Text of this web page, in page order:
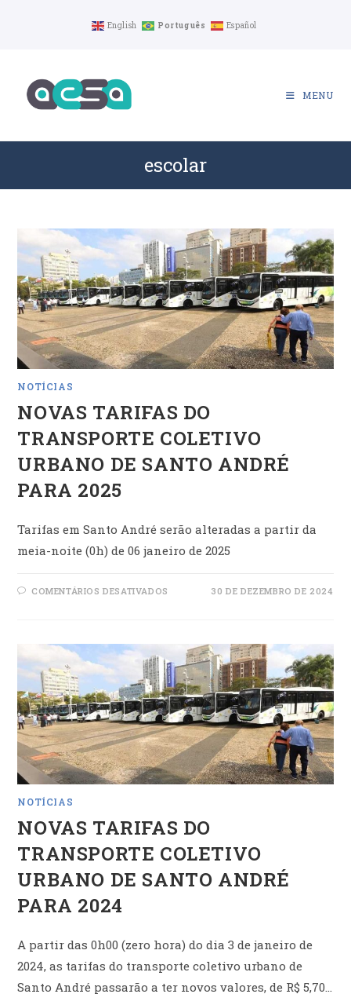
English Português Español
MENU
escolar
NOTÍCIAS
NOVAS TARIFAS DO
TRANSPORTE COLETIVO
URBANO DE SANTO ANDRÉ
PARA 2025
Tarifas em Santo André serão alteradas a partir da
meia-noite (0h) de 06 janeiro de 2025
COMENTÁRIOS DESATIVADOS
COLETIVO
URBANO
DE
SANTO
ANDRÉ
PARA
2025
30 DE DEZEMBRO DE 2024
NOTÍCIAS
NOVAS TARIFAS DO
TRANSPORTE COLETIVO
URBANO DE SANTO ANDRÉ
PARA 2024
A partir das 0h00 (zero hora) do dia 3 de janeiro de
2024, as tarifas do transporte coletivo urbano de
Santo André passarão a ter novos valores, de R$ 5,70…